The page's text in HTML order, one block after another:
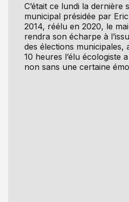
C’était ce lundi la dernière
municipal présidée par
2014, réélu en 2020, le
rendra son écharpe à
des élections municipales,
10 heures l’élu écologiste
non sans une certaine